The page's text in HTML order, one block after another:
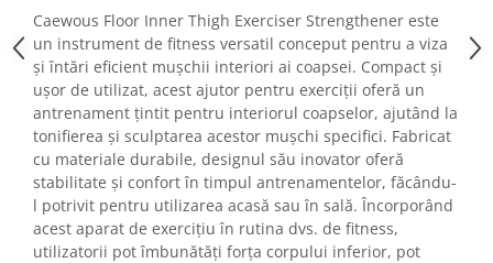
Ingrijire Locuinta
Purificatoare de aer
Fashion
Bijuterii
Ceasuri barbatesti
Ceasuri dama
Cutii, curele si accesorii ceasuri
Genti si accesorii barbati
Genti si accesorii femei
Caewous Floor Inner Thigh Exerciser Strengthener este
un instrument de fitness versatil conceput pentru a viza
și întări eficient mușchii interiori ai coapsei. Compact și
ușor de utilizat, acest ajutor pentru exerciții oferă un
antrenament țintit pentru interiorul coapselor, ajutând la
tonifierea și sculptarea acestor mușchi specifici. Fabricat
cu materiale durabile, designul său inovator oferă
stabilitate și confort în timpul antrenamentelor, făcându-
l potrivit pentru utilizarea acasă sau în sală. Încorporând
acest aparat de exercițiu în rutina dvs. de fitness,
utilizatorii pot îmbunătăți forța corpului inferior, pot